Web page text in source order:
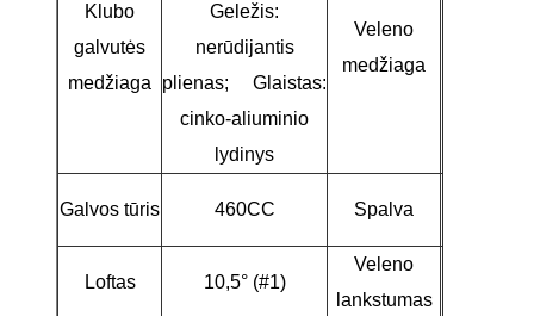
Klubo
galvutės
medžiaga
Geležis:
nerūdijantis
plienas; Glaistas:
cinko-aliuminio
lydinys
Veleno
medžiaga
Galvos tūris 460CC Spalva
Loftas 10,5° (#1)
Veleno
lankstumas